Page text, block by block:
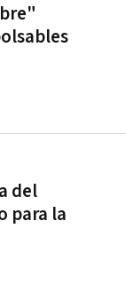
del
para la